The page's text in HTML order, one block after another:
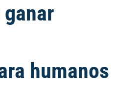
humanos